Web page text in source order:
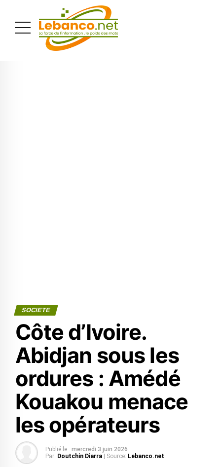
SOCIETE
Côte d’Ivoire.
Abidjan sous les
ordures : Amédé
Kouakou menace
les opérateurs
Publié le : mercredi 3 juin 2026
Par: Doutchin Diarra | Source: Lebanco.net